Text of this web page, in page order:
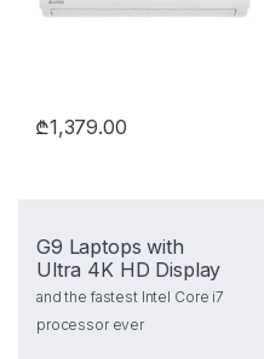
₾1,379.00
G9 Laptops with
Ultra 4K HD Display
and the fastest Intel Core i7
processor ever